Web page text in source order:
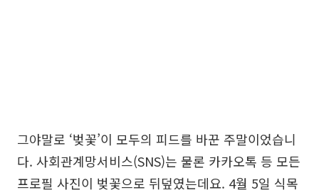
그야말로 ‘벚꽃’이 모두의 피드를 바꾼 주말이었습니
다. 사회관계망서비스(SNS)는 물론 카카오톡 등 모든
프로필 사진이 벚꽃으로 뒤덮였는데요. 4월 5일 식목